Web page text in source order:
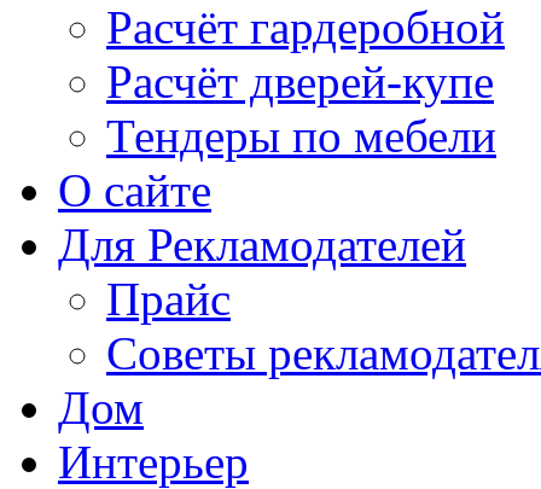
Расчёт гардеробной
Расчёт дверей-купе
Тендеры по мебели
О сайте
Для Рекламодателей
Прайс
Советы
Дом
Интерьер